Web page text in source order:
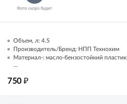
Объем, л: 4.5
Производитель/Бренд: НПП Технохим
Материал-: масло-бензостойкий пластик
...
750 ₽